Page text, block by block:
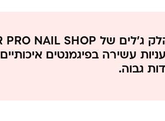
לא נוסה על בעלי חיים
עשירה בפיגמנטים
גבוה.